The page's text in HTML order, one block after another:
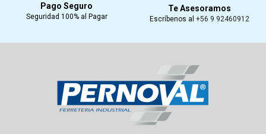
Pago Seguro
Seguridad 100% al Pagar
Te Asesoramos
Escríbenos al +56 9 92460912